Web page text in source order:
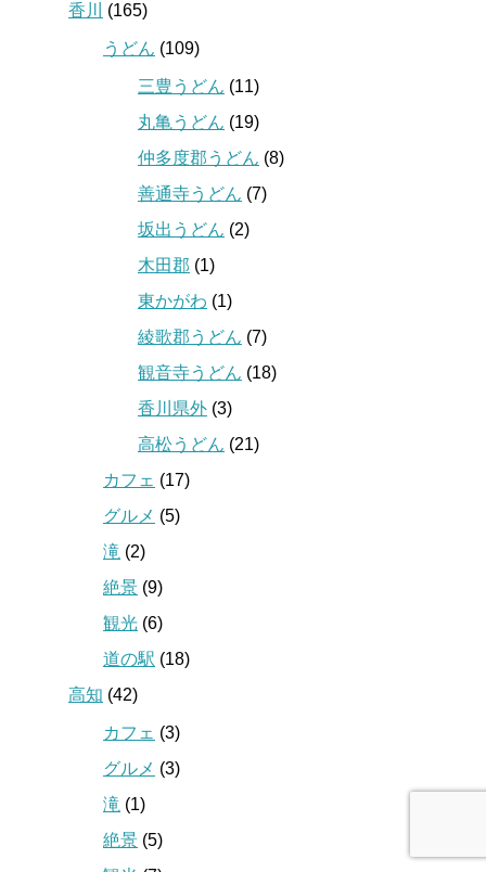
香川
(165)
うどん (109)
三豊うどん (11)
丸亀うどん (19)
仲多度郡うどん (8)
善通寺うどん (7)
坂出うどん (2)
木田郡 (1)
東かがわ (1)
綾歌郡うどん (7)
観音寺うどん (18)
香川県外 (3)
高松うどん (21)
カフェ (17)
グルメ (5)
滝 (2)
絶景 (9)
観光 (6)
道の駅 (18)
高知 (42)
カフェ (3)
グルメ (3)
滝 (1)
絶景 (5)